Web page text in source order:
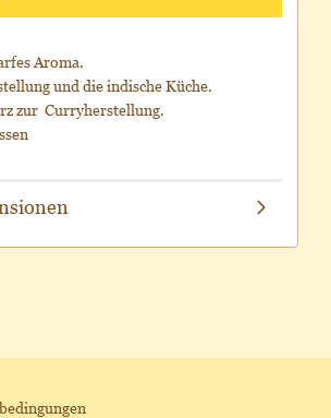
Aroma.
und die indische Küche.
zur Curryherstellung.